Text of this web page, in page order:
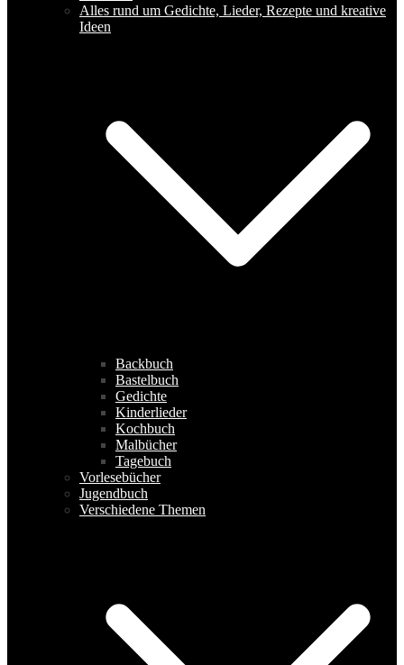
Alles rund um Gedichte, Lieder, Rezepte und kreative
Ideen
Backbuch
Bastelbuch
Gedichte
Kinderlieder
Kochbuch
Malbücher
Tagebuch
Vorlesebücher
Jugendbuch
Verschiedene Themen